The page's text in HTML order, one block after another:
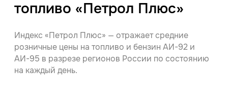
топливо «Петрол Плюс»
Индекс «Петрол Плюс» — отражает средние
розничные цены на топливо и бензин АИ-92 и
АИ-95 в разрезе регионов России по состоянию
на каждый день.